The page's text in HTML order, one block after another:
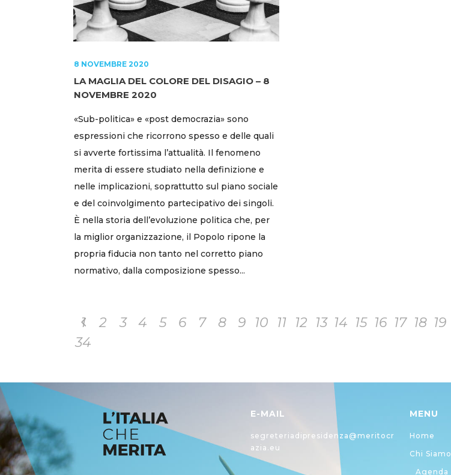
8 NOVEMBRE 2020
LA MAGLIA DEL COLORE DEL DISAGIO – 8
NOVEMBRE 2020
«Sub-politica» e «post democrazia» sono
espressioni che ricorrono spesso e delle quali
si avverte fortissima l’attualità. Il fenomeno
merita di essere studiato nella definizione e
nelle implicazioni, soprattutto sul piano sociale
e del coinvolgimento partecipativo dei singoli.
È nella storia dell’evoluzione politica che, per
la miglior organizzazione, il Popolo ripone la
propria fiducia non tanto nel corretto piano
normativo, dalla composizione spesso...
1 2 3 4 5 6 7 8 9 10 11 12 13 14 15 16 17 18 19
34
E-MAIL
segreteriadipresidenza@meritocr
azia.eu
MENU
Home
Chi Siamo
Agenda